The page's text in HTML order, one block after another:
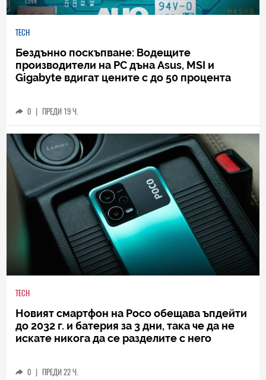
TECH
Бездънно поскъпване: Водещите
производители на РС дъна Asus, MSI и
Gigabyte вдигат цените с до 50 процента
0 | ПРЕДИ 19 Ч.
TECH
Новият смартфон на Poco обещава ъпдейти
до 2032 г. и батерия за 3 дни, така че да не
искате никога да се разделите с него
0 | ПРЕДИ 22 Ч.